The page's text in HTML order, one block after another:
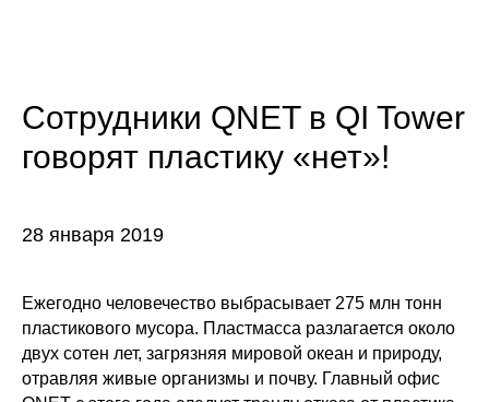
Сотрудники QNET в QI Tower
говорят пластику «нет»!
28 января 2019
Ежегодно человечество выбрасывает 275 млн тонн
пластикового мусора. Пластмасса разлагается около
двух сотен лет, загрязняя мировой океан и природу,
отравляя живые организмы и почву. Главный офис